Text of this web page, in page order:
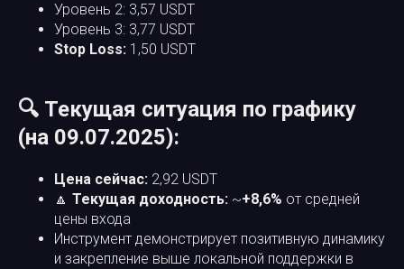
Уровень 2: 3,57 USDT
Уровень 3: 3,77 USDT
Stop Loss: 1,50 USDT
🔍 Текущая ситуация по графику
(на 09.07.2025):
Цена сейчас: 2,92 USDT
🔼 Текущая доходность: ~+8,6% от средней
цены входа
Инструмент демонстрирует позитивную динамику
и закрепление выше локальной поддержки в